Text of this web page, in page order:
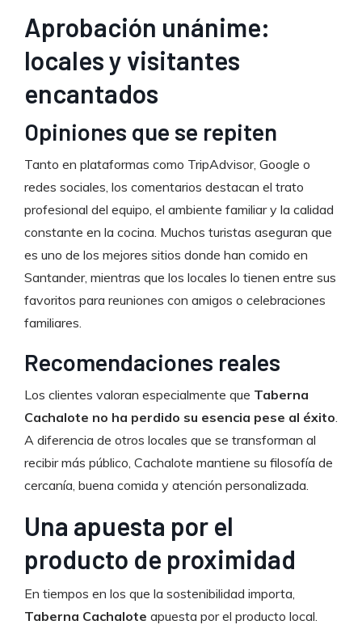
Aprobación unánime:
locales y visitantes
encantados
Opiniones que se repiten
Tanto en plataformas como TripAdvisor, Google o
redes sociales, los comentarios destacan el trato
profesional del equipo, el ambiente familiar y la calidad
constante en la cocina. Muchos turistas aseguran que
es uno de los mejores sitios donde han comido en
Santander, mientras que los locales lo tienen entre sus
favoritos para reuniones con amigos o celebraciones
familiares.
Recomendaciones reales
Los clientes valoran especialmente que Taberna
Cachalote no ha perdido su esencia pese al éxito
A diferencia de otros locales que se transforman al
recibir más público, Cachalote mantiene su filosofía de
cercanía, buena comida y atención personalizada.
Una apuesta por el
producto de proximidad
En tiempos en los que la sostenibilidad importa,
Taberna Cachalote apuesta por el producto local.